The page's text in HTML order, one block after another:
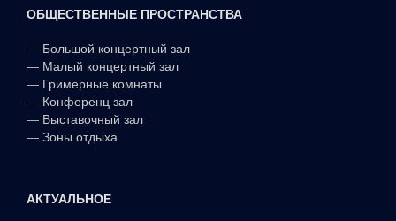
ОБЩЕСТВЕННЫЕ ПРОСТРАНСТВА
— Большой концертный зал
— Малый концертный зал
— Гримерные комнаты
— Конференц зал
— Выставочный зал
— Зоны отдыха
АКТУАЛЬНОЕ